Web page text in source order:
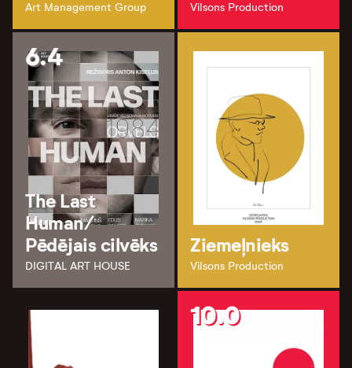
Art Management Group Vilsons Production
6.4
The Last
Human/
Pēdējais cilvēks
DIGITAL ART HOUSE
Ziemeļnieks
Vilsons Production
10.0